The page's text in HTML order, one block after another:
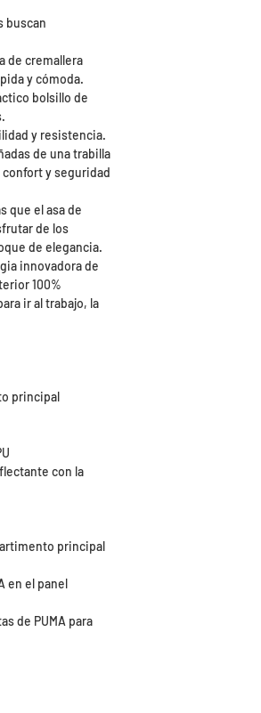
buscan
de cremallera
y cómoda.
bolsillo de
y resistencia.
de una trabilla
y seguridad
que el asa de
de los
de elegancia.
innovadora de
100%
ir al trabajo, la
principal
con la
principal
en el panel
de PUMA para